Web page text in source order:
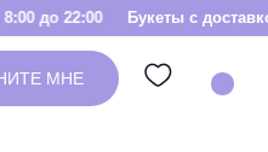
Букеты с доставкой по
МНЕ